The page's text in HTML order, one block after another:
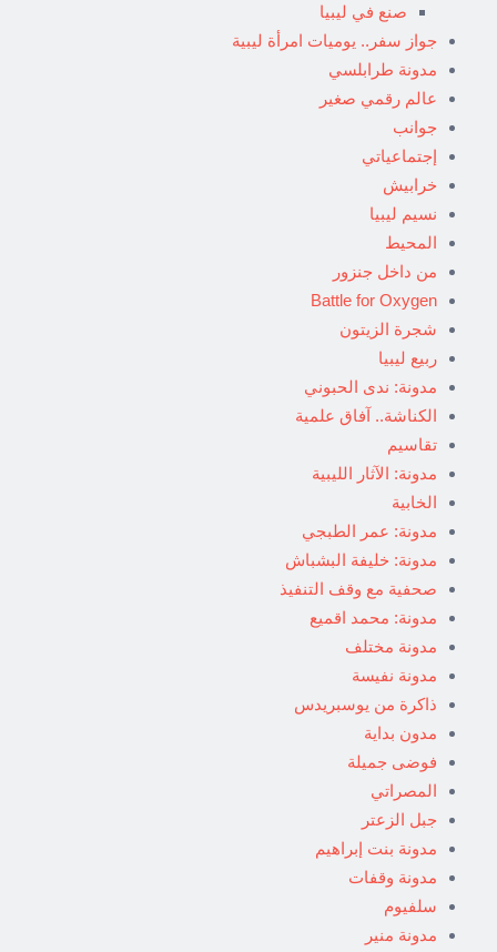
صنع في ليبيا
جواز سفر.. يوميات امرأة ليبية
مدونة طرابلسي
عالم رقمي صغير
جوانب
إجتماعياتي
خرابيش
نسيم ليبيا
المحيط
من داخل جنزور
Battle for Oxygen
شجرة الزيتون
ربيع ليبيا
مدونة: ندى الحبوني
الكناشة.. آفاق علمية
تقاسيم
مدونة: الآثار الليبية
الخابية
مدونة: عمر الطبجي
مدونة: خليفة البشباش
صحفية مع وقف التنفيذ
مدونة: محمد اقميع
مدونة مختلف
مدونة نفيسة
ذاكرة من يوسبريدس
مدون بداية
فوضى جميلة
المصراتي
جبل الزعتر
مدونة بنت إبراهيم
مدونة وقفات
سلفيوم
مدونة منير